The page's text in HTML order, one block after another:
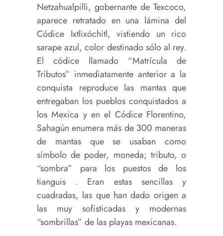
Netzahualpilli, gobernante de Texcoco,
aparece retratado en una lámina del
Códice Ixtlixóchitl, vistiendo un rico
sarape azul, color destinado sólo al rey.
El códice llamado “Matrícula de
Tributos” inmediatamente anterior a la
conquista reproduce las mantas que
entregaban los pueblos conquistados a
los Mexica y en el Códice Florentino,
Sahagún enumera más de 300 maneras
de mantas que se usaban como
símbolo de poder, moneda; tributo, o
“sombra” para los puestos de los
tianguis . Eran estas sencillas y
cuadradas, las que han dado origen a
las muy sofisticadas y modernas
“sombrillas” de las playas mexicanas.